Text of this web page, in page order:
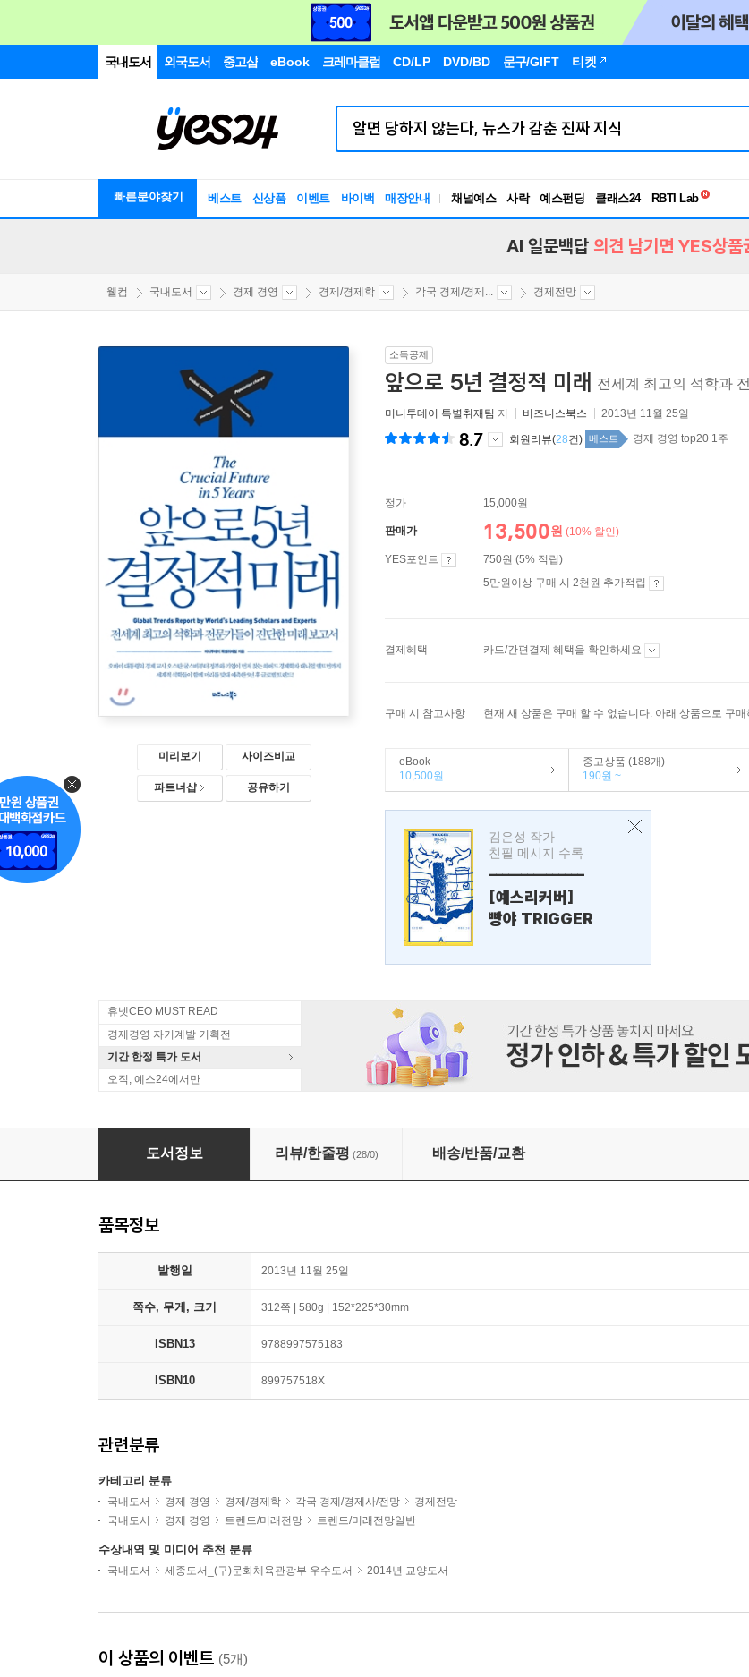
국내도서 외국도서 중고샵 eBook 크레마클럽 CD/LP DVD/BD 문구/GIFT 티켓
빠른분야찾기 베스트 신상품 이벤트 바이백 매장안내 채널예스 사락 예스펀딩 클래스24
RBTI Lab
독서유형검사
AI 일문백답 의견 남기면 YES상품
웰컴 국내도서 경제 경영 경제/경제학 각국 경제/경제... 경제전망
미리보기 사이즈비교
파트너샵 공유하기
소득공제
앞으로 5년 결정적 미래 전세계 최고의 석학과
머니투데이 특별취재팀 저 비즈니스북스 2013년 11월 25일
8.7 회원리뷰(28건) 베스트 경제 경영 top20 1주
정가 15,000원
판매가 13,500원 (10% 할인)
YES포인트
750원 (5% 적립)
5만원이상 구매 시 2천원 추가적립
결제혜택 카드/간편결제 혜택을 확인하세요
구매 시 참고사항 현재 새 상품은 구매 할 수 없습니다. 아래 상품으로 구
eBook
10,500원
중고상품 (188개)
190원 ~
김은성 작가
친필 메시지 수록
---------------
[예스리커버]
빵야 TRIGGER
휴넷CEO MUST READ
경제경영 자기계발 기획전
기간 한정 특가 도서
오직, 예스24에서만
앞으로 5년 결정적 미래
도서정보 리뷰/한줄평 (28/0) 배송/반품/교환
품목정보
발행일 2013년 11월 25일
쪽수, 무게, 크기 312쪽 | 580g | 152*225*30mm
ISBN13 9788997575183
ISBN10 899757518X
관련분류
카테고리 분류
국내도서 경제 경영 경제/경제학 각국 경제/경제사/전망
경제전망
국내도서
경제 경영 트렌드/미래전망 트렌드/미래전망일반
수상내역 및 미디어 추천 분류
국내도서 세종도서_(구)문화체육관광부 우수도서 2014년 교양도서
이 상품의 이벤트 (5개)